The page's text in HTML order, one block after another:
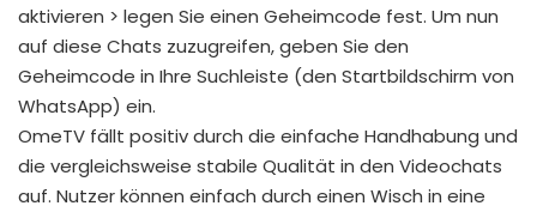
aktivieren > legen Sie einen Geheimcode fest. Um nun
auf diese Chats zuzugreifen, geben Sie den
Geheimcode in Ihre Suchleiste (den Startbildschirm von
WhatsApp) ein.
OmeTV fällt positiv durch die einfache Handhabung und
die vergleichsweise stabile Qualität in den Videochats
auf. Nutzer können einfach durch einen Wisch in eine